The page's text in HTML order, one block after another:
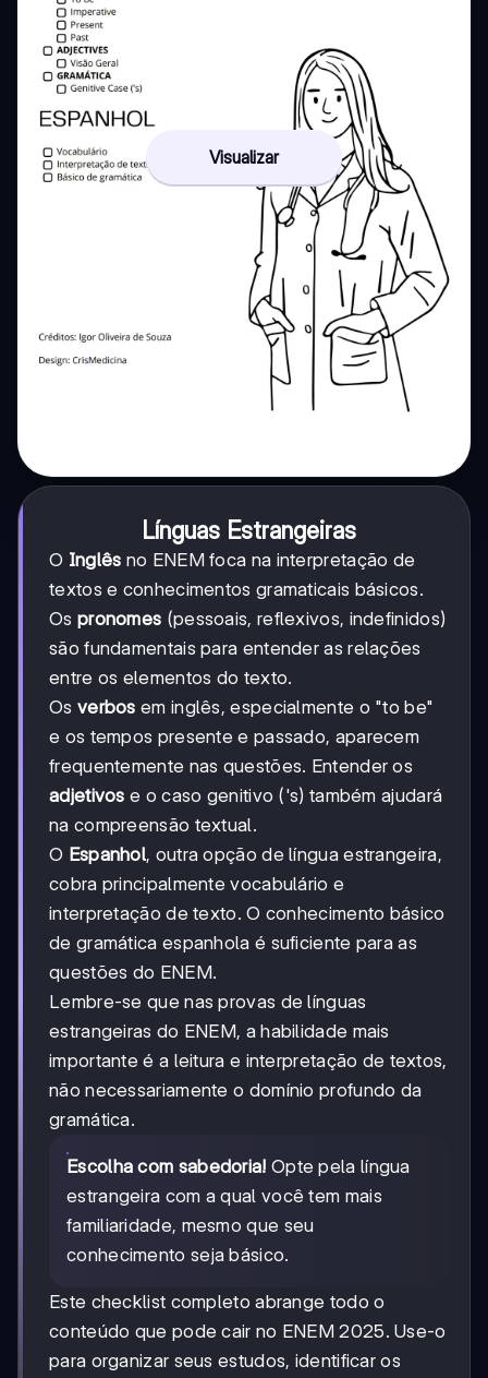
Visualizar
Línguas Estrangeiras
O Inglês no ENEM foca na interpretação de
textos e conhecimentos gramaticais básicos.
Os pronomes (pessoais, reflexivos, indefinidos)
são fundamentais para entender as relações
entre os elementos do texto.
Os verbos em inglês, especialmente o "to be"
e os tempos presente e passado, aparecem
frequentemente nas questões. Entender os
adjetivos e o caso genitivo ('s) também ajudará
na compreensão textual.
O Espanhol, outra opção de língua estrangeira,
cobra principalmente vocabulário e
interpretação de texto. O conhecimento básico
de gramática espanhola é suficiente para as
questões do ENEM.
Lembre-se que nas provas de línguas
estrangeiras do ENEM, a habilidade mais
importante é a leitura e interpretação de textos,
não necessariamente o domínio profundo da
gramática.
Escolha com sabedoria! Opte pela língua
estrangeira com a qual você tem mais
familiaridade, mesmo que seu
conhecimento seja básico.
Este checklist completo abrange todo o
conteúdo que pode cair no ENEM 2025. Use-o
para organizar seus estudos, identificar os